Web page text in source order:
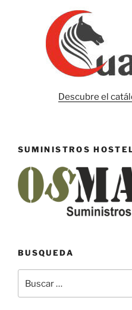
Descubre el
SUMINISTROS
BUSQUEDA
por: